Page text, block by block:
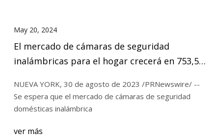
May 20, 2024
El mercado de cámaras de seguridad
inalámbricas para el hogar crecerá en 753,58
NUEVA YORK, 30 de agosto de 2023 /PRNewswire/ --
Se espera que el mercado de cámaras de seguridad
domésticas inalámbrica
ver más